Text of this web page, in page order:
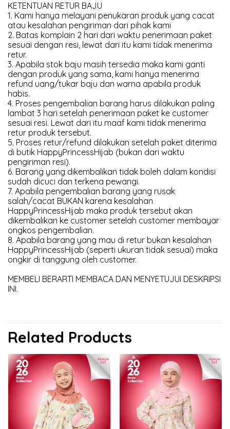
KETENTUAN RETUR BAJU
1. Kami hanya melayani penukaran produk yang cacat
atau kesalahan pengiriman dari pihak kami
2. Batas komplain 2 hari dari waktu penerimaan paket
sesuai dengan resi, lewat dari itu kami tidak menerima
retur.
3. Apabila stok baju masih tersedia maka kami ganti
dengan produk yang sama, kami hanya menerima
refund uang/tukar baju dan warna apabila produk
habis.
4. Proses pengembalian barang harus dilakukan paling
lambat 3 hari setelah penerimaan paket ke customer
sesuai resi. Lewat dari itu maaf kami tidak menerima
retur produk tersebut.
5. Proses retur/refund dilakukan setelah paket diterima
di butik HappyPrincessHijab (bukan dari waktu
pengiriman resi).
6. Barang yang dikembalikan tidak boleh dalam kondisi
sudah dicuci dan terkena pewangi.
7. Apabila pengembalian barang yang rusak
salah/cacat BUKAN karena kesalahan
HappyPrincessHijab maka produk tersebut akan
dikembalikan ke customer setelah customer membayar
ongkos pengembalian.
8. Apabila barang yang mau di retur bukan kesalahan
HappyPrincessHijab (seperti ukuran tidak sesuai) maka
ongkir di tanggung oleh customer.
MEMBELI BERARTI MEMBACA DAN MENYETUJUI DESKRIPSI
INI.
Related Products